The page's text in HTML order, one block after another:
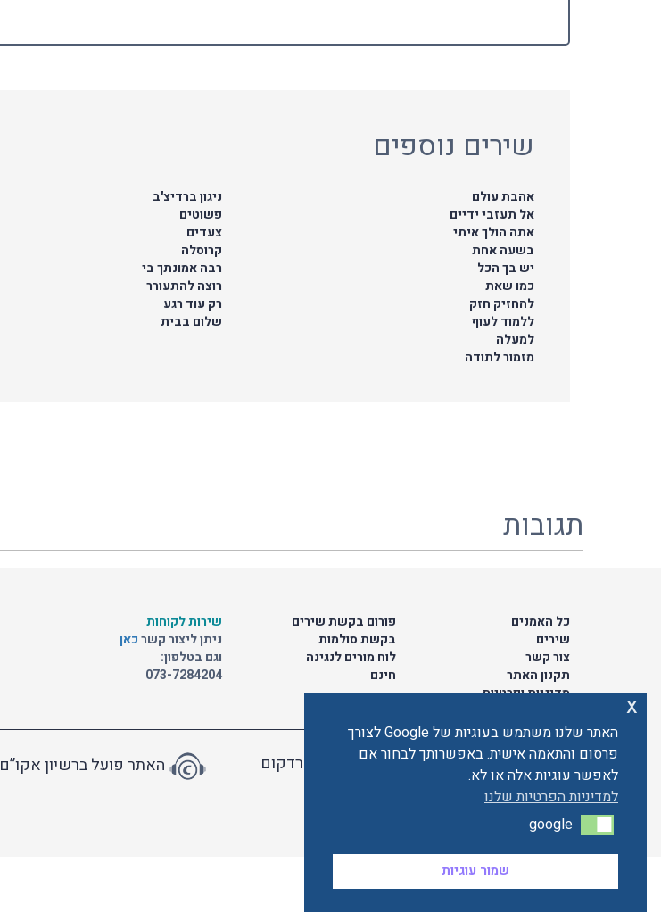
שירים נוספים
ניגון ברדיצ'ב
פשוטים
צעדים
קרוסלה
רבה אמונתך בי
רוצה להתעורר
רק עוד רגע
שלום בבית
אהבת עולם
אל תעזבי ידיים
אתה הולך איתי
בשעה אחת
יש בך הכל
כמו שאת
להחזיק חזק
ללמוד לעוף
למעלה
מזמור לתודה
תגובות
שירות לקוחות
ניתן ליצור קשרכאן
וגם בטלפון:
073-7284204
פורום בקשת שירים
בקשת סולמות
לוח מורים לנגינה
חינם
כל האמנים
שירים
צור קשר
תקנון האתר
מדיניות ופרטיות
האתר פועל ברשיון אקו”ם האתר מאובטח ע"י קארדקום
האתר שלנו משתמש בעוגיות של Google לצורך
פרסום והתאמה אישית. באפשרותך לבחור אם
לאפשר עוגיות אלה או לא.
למדיניות הפרטיות שלנו
google
google
שמור עוגיות
x